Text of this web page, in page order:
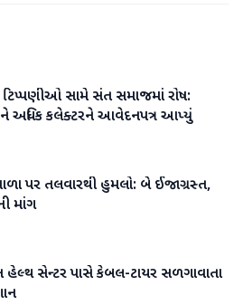
સામે સંત સમાજમાં રોષ:
અધિક કલેક્ટરને આવેદનપત્ર આપ્યું
પર તલવારથી હુમલો: બે ઈજાગ્રસ્ત,
માંગ
સેન્ટર પાસે કેબલ-ટાયર સળગાવાતા